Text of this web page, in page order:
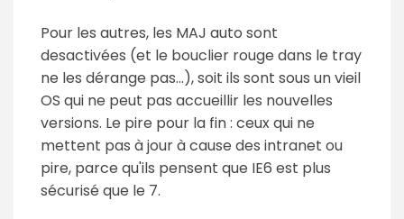
Pour les autres, les MAJ auto sont
desactivées (et le bouclier rouge dans le tray
ne les dérange pas...), soit ils sont sous un vieil
OS qui ne peut pas accueillir les nouvelles
versions. Le pire pour la fin : ceux qui ne
mettent pas à jour à cause des intranet ou
pire, parce qu'ils pensent que IE6 est plus
sécurisé que le 7.